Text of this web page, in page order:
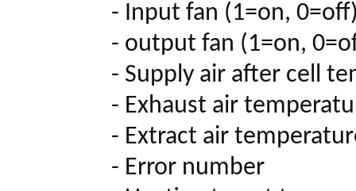
- Input fan (1=on,
- output fan (1=on,
- Supply air after cell
- Exhaust air
- Extract air
- Error number